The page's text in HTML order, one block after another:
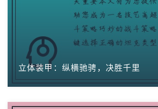
立体装甲：纵横驰骋，决胜千里